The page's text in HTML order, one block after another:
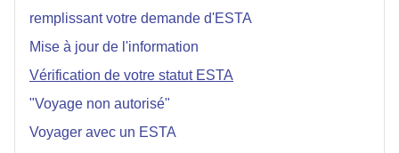
remplissant votre demande d'ESTA
Mise à jour de l'information
Vérification de votre statut ESTA
"Voyage non autorisé"
Voyager avec un ESTA